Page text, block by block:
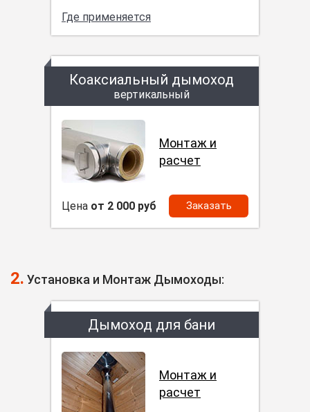
Где применяется
Коаксиальный дымоход
вертикальный
Монтаж и
расчет
Цена от 2 000 руб Заказать
2. Установка и Монтаж Дымоходы:
Дымоход для бани
Монтаж и
расчет